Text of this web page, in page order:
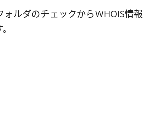
ルダのチェックからWHOIS情報